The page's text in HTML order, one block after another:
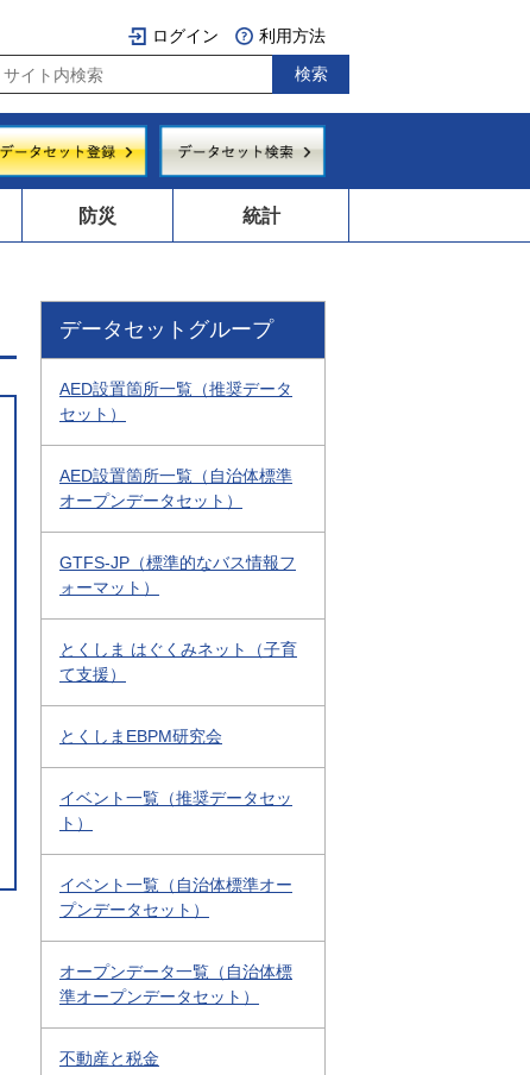
ログイン 利用方法
防災 統計
データセットグループ
AED設置箇所一覧（推奨データ
セット）
AED設置箇所一覧（自治体標準
オープンデータセット）
GTFS-JP（標準的なバス情報フ
ォーマット）
とくしま はぐくみネット（子育
て支援）
とくしまEBPM研究会
イベント一覧（推奨データセッ
ト）
イベント一覧（自治体標準オー
プンデータセット）
オープンデータ一覧（自治体標
準オープンデータセット）
不動産と税金